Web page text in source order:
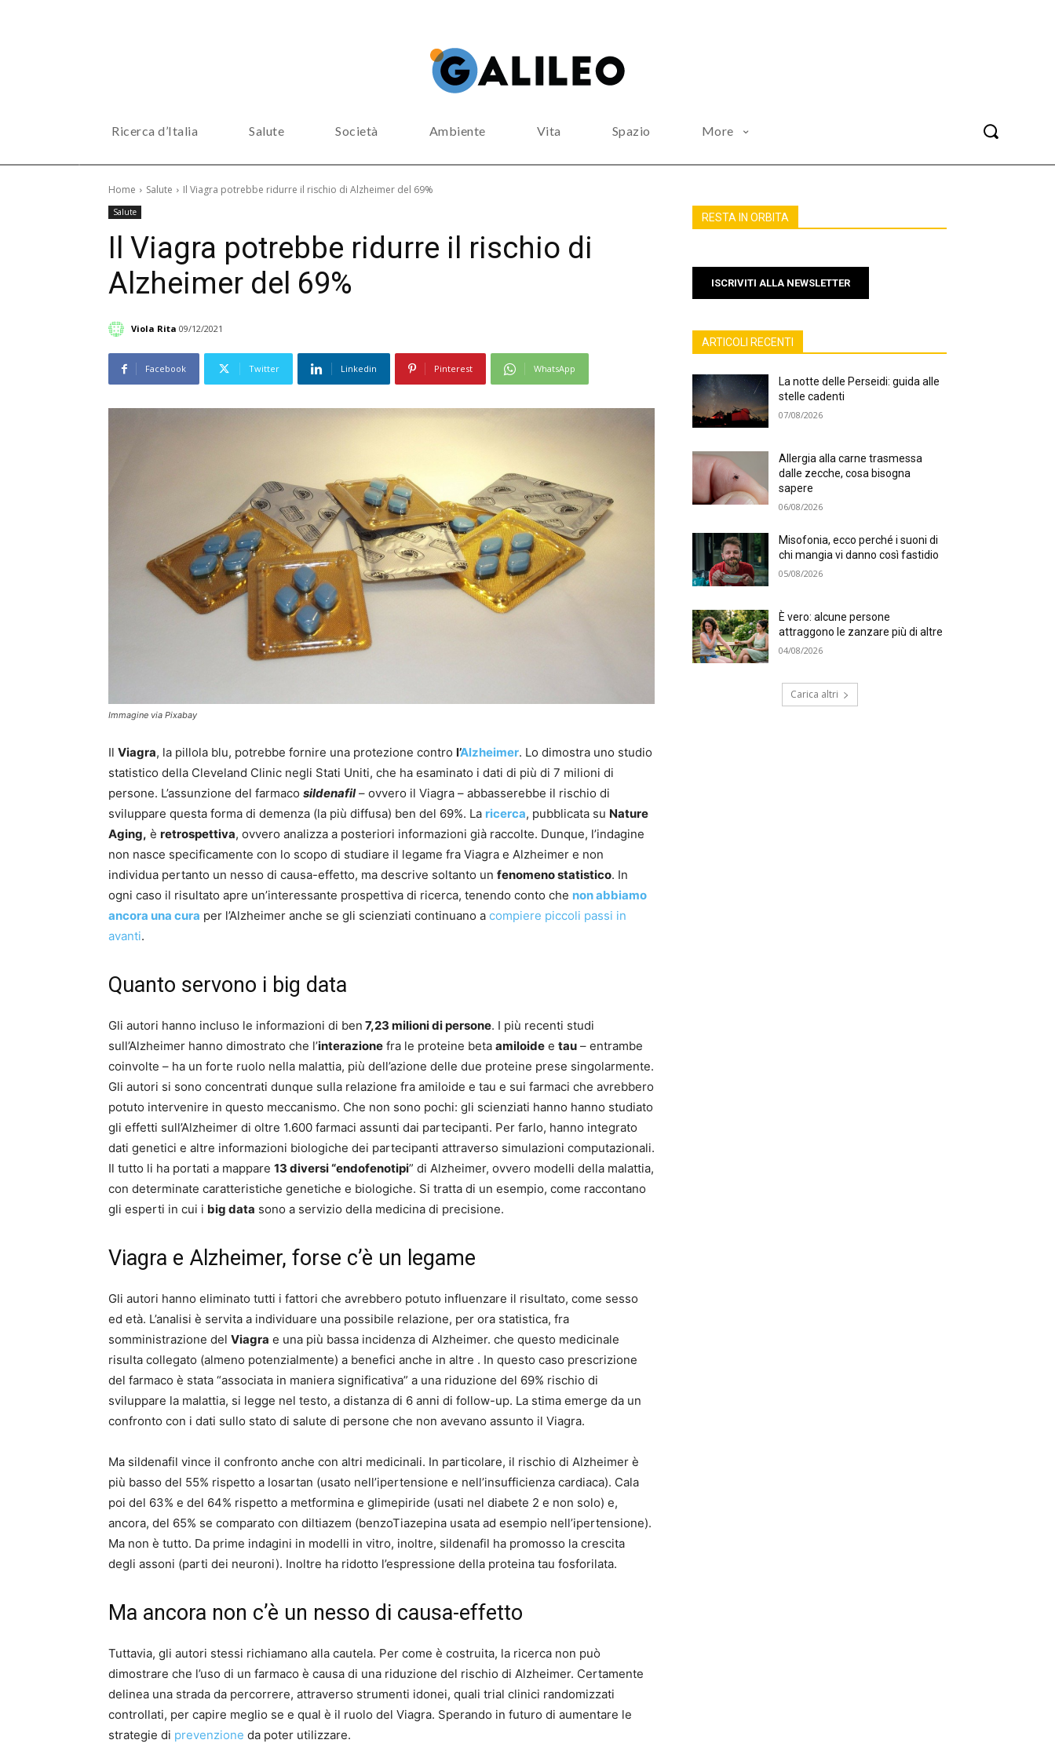
Ricerca d’Italia Salute Società Ambiente Vita Spazio More
Home Salute Il Viagra potrebbe ridurre il rischio di Alzheimer del 69%
Salute
Il Viagra potrebbe ridurre il rischio di
Alzheimer del 69%
Viola Rita 09/12/2021
Facebook Twitter Linkedin Pinterest WhatsApp
Immagine via Pixabay
Il Viagra, la pillola blu, potrebbe fornire una protezione contro l’Alzheimer. Lo dimostra uno studio
statistico della Cleveland Clinic negli Stati Uniti, che ha esaminato i dati di più di 7 milioni di
persone. L’assunzione del farmaco sildenafil– ovvero il Viagra – abbasserebbe il rischio di
sviluppare questa forma di demenza (la più diffusa) ben del 69%. La ricerca, pubblicata su Nature
Aging, è retrospettiva, ovvero analizza a posteriori informazioni già raccolte. Dunque, l’indagine
non nasce specificamente con lo scopo di studiare il legame fra Viagra e Alzheimer e non
individua pertanto un nesso di causa-effetto, ma descrive soltanto un fenomeno statistico. In
ogni caso il risultato apre un’interessante prospettiva di ricerca, tenendo conto che non abbiamo
ancora una cura per l’Alzheimer anche se gli scienziati continuano a compiere piccoli passi in
avanti.
Quanto servono i big data
Gli autori hanno incluso le informazioni di ben 7,23 milioni di persone. I più recenti studi
sull’Alzheimer hanno dimostrato che l’interazione fra le proteine beta amiloide e tau – entrambe
coinvolte – ha un forte ruolo nella malattia, più dell’azione delle due proteine prese singolarmente.
Gli autori si sono concentrati dunque sulla relazione fra amiloide e tau e sui farmaci che avrebbero
potuto intervenire in questo meccanismo. Che non sono pochi: gli scienziati hanno hanno studiato
gli effetti sull’Alzheimer di oltre 1.600 farmaci assunti dai partecipanti. Per farlo, hanno integrato
dati genetici e altre informazioni biologiche dei partecipanti attraverso simulazioni computazionali.
Il tutto li ha portati a mappare 13 diversi “endofenotipi” di Alzheimer, ovvero modelli della malattia,
con determinate caratteristiche genetiche e biologiche. Si tratta di un esempio, come raccontano
gli esperti in cui i big data sono a servizio della medicina di precisione.
Viagra e Alzheimer, forse c’è un legame
Gli autori hanno eliminato tutti i fattori che avrebbero potuto influenzare il risultato, come sesso
ed età. L’analisi è servita a individuare una possibile relazione, per ora statistica, fra
somministrazione del Viagra e una più bassa incidenza di Alzheimer. che questo medicinale
risulta collegato (almeno potenzialmente) a benefici anche in altre . In questo caso prescrizione
del farmaco è stata “associata in maniera significativa” a una riduzione del 69% rischio di
sviluppare la malattia, si legge nel testo, a distanza di 6 anni di follow-up. La stima emerge da un
confronto con i dati sullo stato di salute di persone che non avevano assunto il Viagra.
Ma sildenafil vince il confronto anche con altri medicinali. In particolare, il rischio di Alzheimer è
più basso del 55% rispetto a losartan (usato nell’ipertensione e nell’insufficienza cardiaca). Cala
poi del 63% e del 64% rispetto a metformina e glimepiride (usati nel diabete 2 e non solo) e,
ancora, del 65% se comparato con diltiazem (benzoTiazepina usata ad esempio nell’ipertensione).
Ma non è tutto. Da prime indagini in modelli in vitro, inoltre, sildenafil ha promosso la crescita
degli assoni (parti dei neuroni). Inoltre ha ridotto l’espressione della proteina tau fosforilata.
Ma ancora non c’è un nesso di causa-effetto
Tuttavia, gli autori stessi richiamano alla cautela. Per come è costruita, la ricerca non può
dimostrare che l’uso di un farmaco è causa di una riduzione del rischio di Alzheimer. Certamente
delinea una strada da percorrere, attraverso strumenti idonei, quali trial clinici randomizzati
controllati, per capire meglio se e qual è il ruolo del Viagra. Sperando in futuro di aumentare le
strategie di prevenzione da poter utilizzare.
RESTA IN ORBITA
ISCRIVITI ALLA NEWSLETTER
ARTICOLI RECENTI
La notte delle Perseidi: guida alle
stelle cadenti
07/08/2026
Allergia alla carne trasmessa
dalle zecche, cosa bisogna
sapere
06/08/2026
Misofonia, ecco perché i suoni di
chi mangia vi danno così fastidio
05/08/2026
È vero: alcune persone
attraggono le zanzare più di altre
04/08/2026
Carica altri